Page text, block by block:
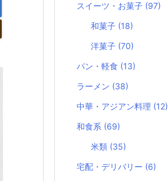
スイーツ・お菓子 (97)
和菓子 (18)
洋菓子 (70)
パン・軽食 (13)
ラーメン (38)
中華・アジアン料理 (12)
和食系 (69)
米類 (35)
宅配・デリバリー (6)